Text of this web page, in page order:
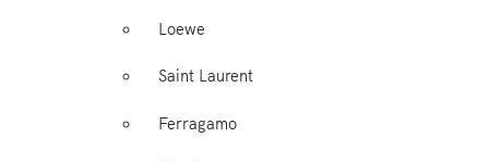
Loewe
Saint Laurent
Ferragamo